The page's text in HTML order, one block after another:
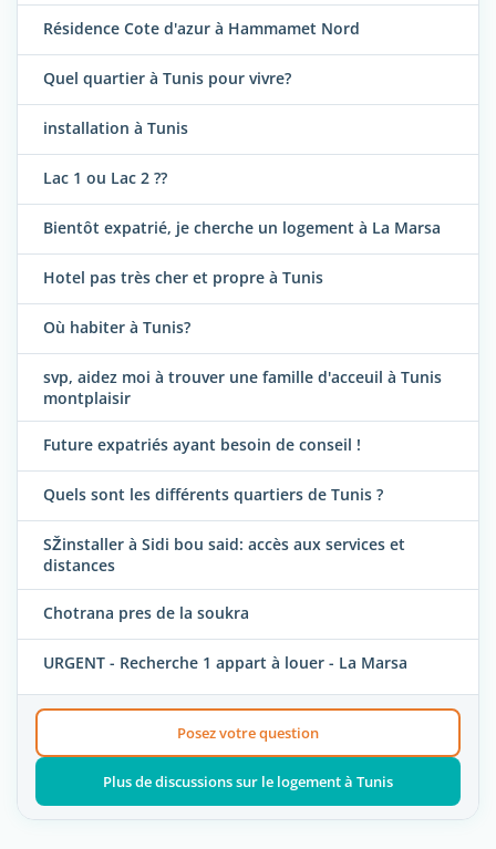
Résidence Cote d'azur à Hammamet Nord
Quel quartier à Tunis pour vivre?
installation à Tunis
Lac 1 ou Lac 2 ??
Bientôt expatrié, je cherche un logement à La Marsa
Hotel pas très cher et propre à Tunis
Où habiter à Tunis?
svp, aidez moi à trouver une famille d'acceuil à Tunis
montplaisir
Future expatriés ayant besoin de conseil !
Quels sont les différents quartiers de Tunis ?
SŽinstaller à Sidi bou said: accès aux services et
distances
Chotrana pres de la soukra
URGENT - Recherche 1 appart à louer - La Marsa
Posez votre question
Plus de discussions sur le logement à Tunis